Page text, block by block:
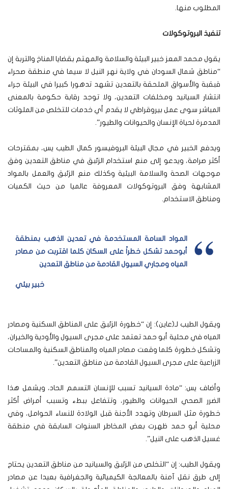
المطلوب منها.
تنفيذ البروتوكولات
يقول محمد المعز خبير البيئة والسلامة والمهتم بقضايا المناخ والتربة إن
“مناطق شمال السودان في ولاية نهر النيل لا سيما في منطقة صحراء
قبقبة والأسواق الملحقة بالتعدين تشهد تدهورا كبيرا في البيئة جراء
انتشار السيانيد ومخلفات التعدين، ولا توجد رقابة حكومة بالمعنى
المباشر سوى عمل بيروقراطي لا يقدم أي خدمات للتخلص من الملوثات
المدمرة لحياة الإنسان والحيوانات والطيور”.
ويدفع الخبير في مجال البيئة البروفيسور كمال الطيب يس، بمقترحات
أكثر صرامة، ويدعو إلى منع استخدام الزئبق في مناطق التعدين وفق
موجهات الصحة والسلامة البيئية وكذلك منع الزئبق والعمل بالمواد
المشابهة وفق البروتوكولات المعروفة عالميا من حيث الكميات
ومناطق الاستخدام.
المواد السامة المستخدمة في تعدين الذهب بمنطقة
أبوحمد تشكل خطراً على السكان كلما اقتربت من مصادر
المياه ومجاري السيول القادمة من مناطق التعدين
خبير بيئي
ويقول الطيب لـ(عاين): إن “خطورة الزئبق على المناطق السكنية ومصادر
المياه في محلية أبو حمد تعتمد على مجرى السيول والأودية والخيران،
وتشكل خطورة كلما وقعت مصادر المياه والمناطق السكنية والمساحات
الزراعية على مجرى السيول القادمة من مناطق التعدين”.
وأضاف يس: “مادة السيانيد تسبب للإنسان التسمم الحاد، ويشمل هذا
الضرر الصحي الحيوانات والطيور، وتتفاعل ببطء وتسبب أمراض أكثر
خطورة مثل السرطان وتهدد الأجنة قبل الولادة للنساء الحوامل، وفي
محلية أبو حمد ظهرت بعض المخاطر السنوات السابقة في منطقة
غسيل الذهب على النيل”.
ويقول الطيب: إن “التخلص من الزئبق والسيانيد من مناطق التعدين يحتاج
إلى طرق نقل آمنة بالمعالجة الكيميائية والجغرافية بعيدا عن مصادر